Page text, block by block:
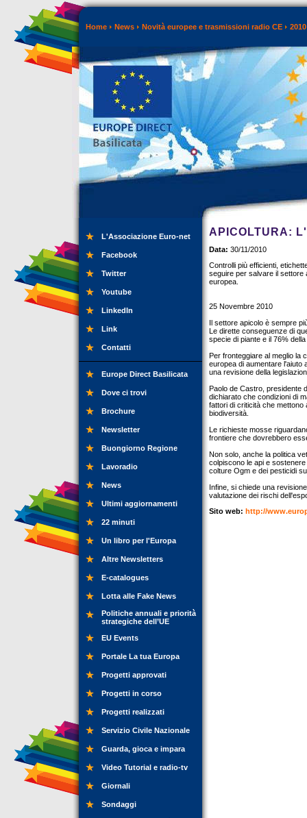
Home News Novità europee e trasmissioni radio CE 2010
L'Associazione Euro-net
Facebook
Twitter
Youtube
LinkedIn
Link
Contatti
Europe Direct Basilicata
Dove ci trovi
Brochure
Newsletter
Buongiorno Regione
Lavoradio
News
Ultimi aggiornamenti
22 minuti
Un libro per l'Europa
Altre Newsletters
E-catalogues
Lotta alle Fake News
Politiche annuali e priorità
strategiche dell’UE
EU Events
Portale La tua Europa
Progetti approvati
Progetti in corso
Progetti realizzati
Servizio Civile Nazionale
Guarda, gioca e impara
Video Tutorial e radio-tv
Giornali
Sondaggi
APICOLTURA:
Data: 30/11/2010
Controlli più efficienti,
seguire per salvare il settore
europea.
25 Novembre 2010
Il settore apicolo è sempre
Le dirette conseguenze di
specie di piante e il 76%
Per fronteggiare al meglio la
europea di aumentare l'aiuto
una revisione della
Paolo de Castro, presidente
dichiarato che condizioni di
fattori di criticità che
biodiversità.
Le richieste mosse
frontiere che dovrebbero
Non solo, anche la politica
colpiscono le api e
colture Ogm e dei pesticidi
Infine, si chiede una
valutazione dei rischi
Sito web: http://